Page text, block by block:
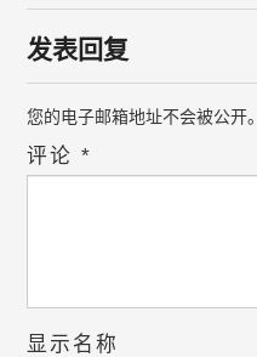
发表回复
您的电子邮箱地址不会被公开。
评论*
显示名称